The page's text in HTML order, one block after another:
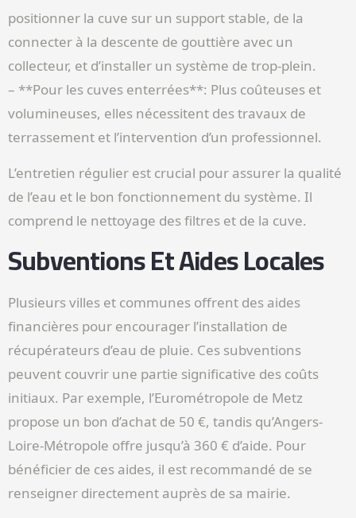
positionner la cuve sur un support stable, de la
connecter à la descente de gouttière avec un
collecteur, et d’installer un système de trop-plein.
– **Pour les cuves enterrées**: Plus coûteuses et
volumineuses, elles nécessitent des travaux de
terrassement et l’intervention d’un professionnel.
L’entretien régulier est crucial pour assurer la qualité
de l’eau et le bon fonctionnement du système. Il
comprend le nettoyage des filtres et de la cuve.
Subventions Et Aides Locales
Plusieurs villes et communes offrent des aides
financières pour encourager l’installation de
récupérateurs d’eau de pluie. Ces subventions
peuvent couvrir une partie significative des coûts
initiaux. Par exemple, l’Eurométropole de Metz
propose un bon d’achat de 50 €, tandis qu’Angers-
Loire-Métropole offre jusqu’à 360 € d’aide. Pour
bénéficier de ces aides, il est recommandé de se
renseigner directement auprès de sa mairie.